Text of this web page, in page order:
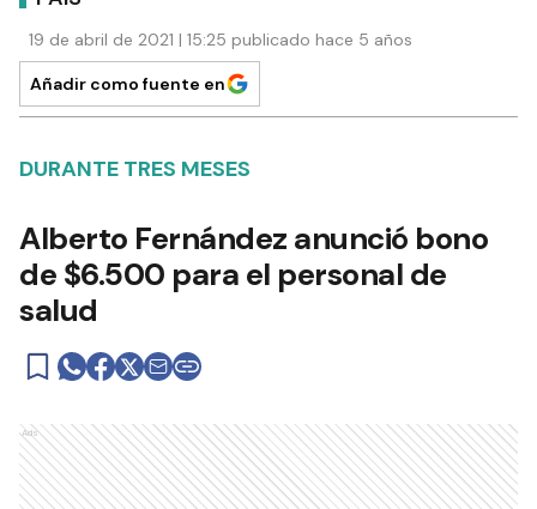
19 de abril de 2021 | 15:25 publicado hace 5 años
Añadir como fuente en
DURANTE TRES MESES
Alberto Fernández anunció bono
de $6.500 para el personal de
salud
Ads